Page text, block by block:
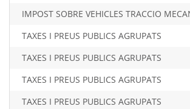
IMPOST SOBRE VEHICLES TRACCIO
TAXES I PREUS PUBLICS AGRUPATS
TAXES I PREUS PUBLICS AGRUPATS
TAXES I PREUS PUBLICS AGRUPATS
TAXES I PREUS PUBLICS AGRUPATS